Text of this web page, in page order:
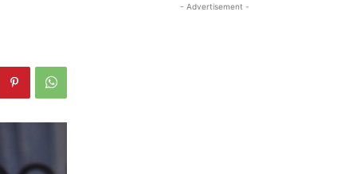
- Advertisement -